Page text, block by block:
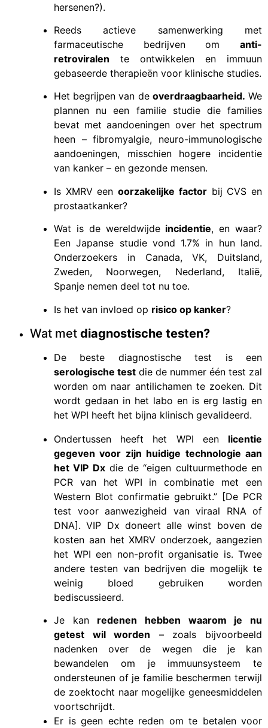
hersenen?).
Reeds actieve samenwerking met
farmaceutische bedrijven om anti-
retroviralen te ontwikkelen en immuun
gebaseerde therapieën voor klinische studies.
Het begrijpen van de overdraagbaarheid. We
plannen nu een familie studie die families
bevat met aandoeningen over het spectrum
heen – fibromyalgie, neuro-immunologische
aandoeningen, misschien hogere incidentie
van kanker – en gezonde mensen.
Is XMRV eenoorzakelijke factorbij CVS en
prostaatkanker?
Wat is de wereldwijde incidentie, en waar?
Een Japanse studie vond 1.7% in hun land.
Onderzoekers in Canada, VK, Duitsland,
Zweden, Noorwegen, Nederland, Italië,
Spanje nemen deel tot nu toe.
Is het van invloed op risico op kanker?
Wat met diagnostische testen?
De beste diagnostische test is een
serologische test die de nummer één test zal
worden om naar antilichamen te zoeken. Dit
wordt gedaan in het labo en is erg lastig en
het WPI heeft het bijna klinisch gevalideerd.
Ondertussen heeft het WPI een licentie
gegeven voor zijn huidige technologie aan
het VIP Dxdie de “eigen cultuurmethode en
PCR van het WPI in combinatie met een
Western Blot confirmatie gebruikt.” [De PCR
test voor aanwezigheid van viraal RNA of
DNA]. VIP Dx doneert alle winst boven de
kosten aan het XMRV onderzoek, aangezien
het WPI een non-profit organisatie is. Twee
andere testen van bedrijven die mogelijk te
weinig bloed gebruiken worden
bediscussieerd.
Je kan redenen hebben waarom je nu
getest wil worden – zoals bijvoorbeeld
nadenken over de wegen die je kan
bewandelen om je immuunsysteem te
ondersteunen of je familie beschermen terwijl
de zoektocht naar mogelijke geneesmiddelen
voortschrijdt.
Er is geen echte reden om te betalen voor